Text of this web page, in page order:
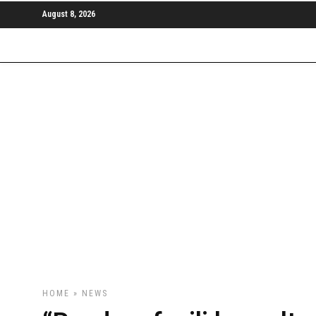
August 8, 2026
HOME » NEWS